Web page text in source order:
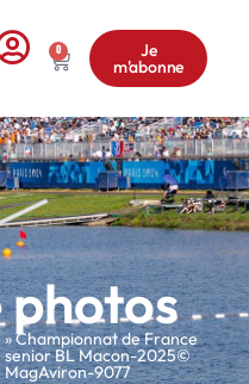
0 Je
m'abonne
» Championnat de France
senior BL Macon-2025©
MagAviron-9077